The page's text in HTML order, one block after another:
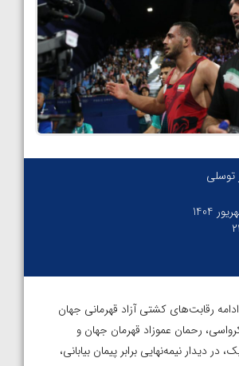
توسلی
رقابت‌های کشتی آزاد قهرمانی جهان
کرواسی، رحمان عموزاد قهرمان جهان و
در دیدار نیمه‌نهایی برابر پیمان بیابانی،